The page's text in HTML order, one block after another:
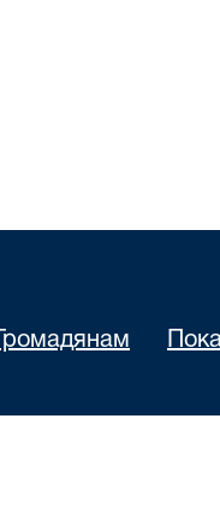
Громадянам